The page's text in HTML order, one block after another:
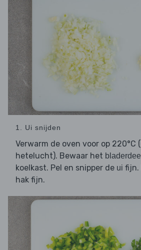
1. Ui snijden
Verwarm de oven voor op 220°C
hetelucht). Bewaar het
koelkast. Pel en snipper de ui fijn.
hak fijn.